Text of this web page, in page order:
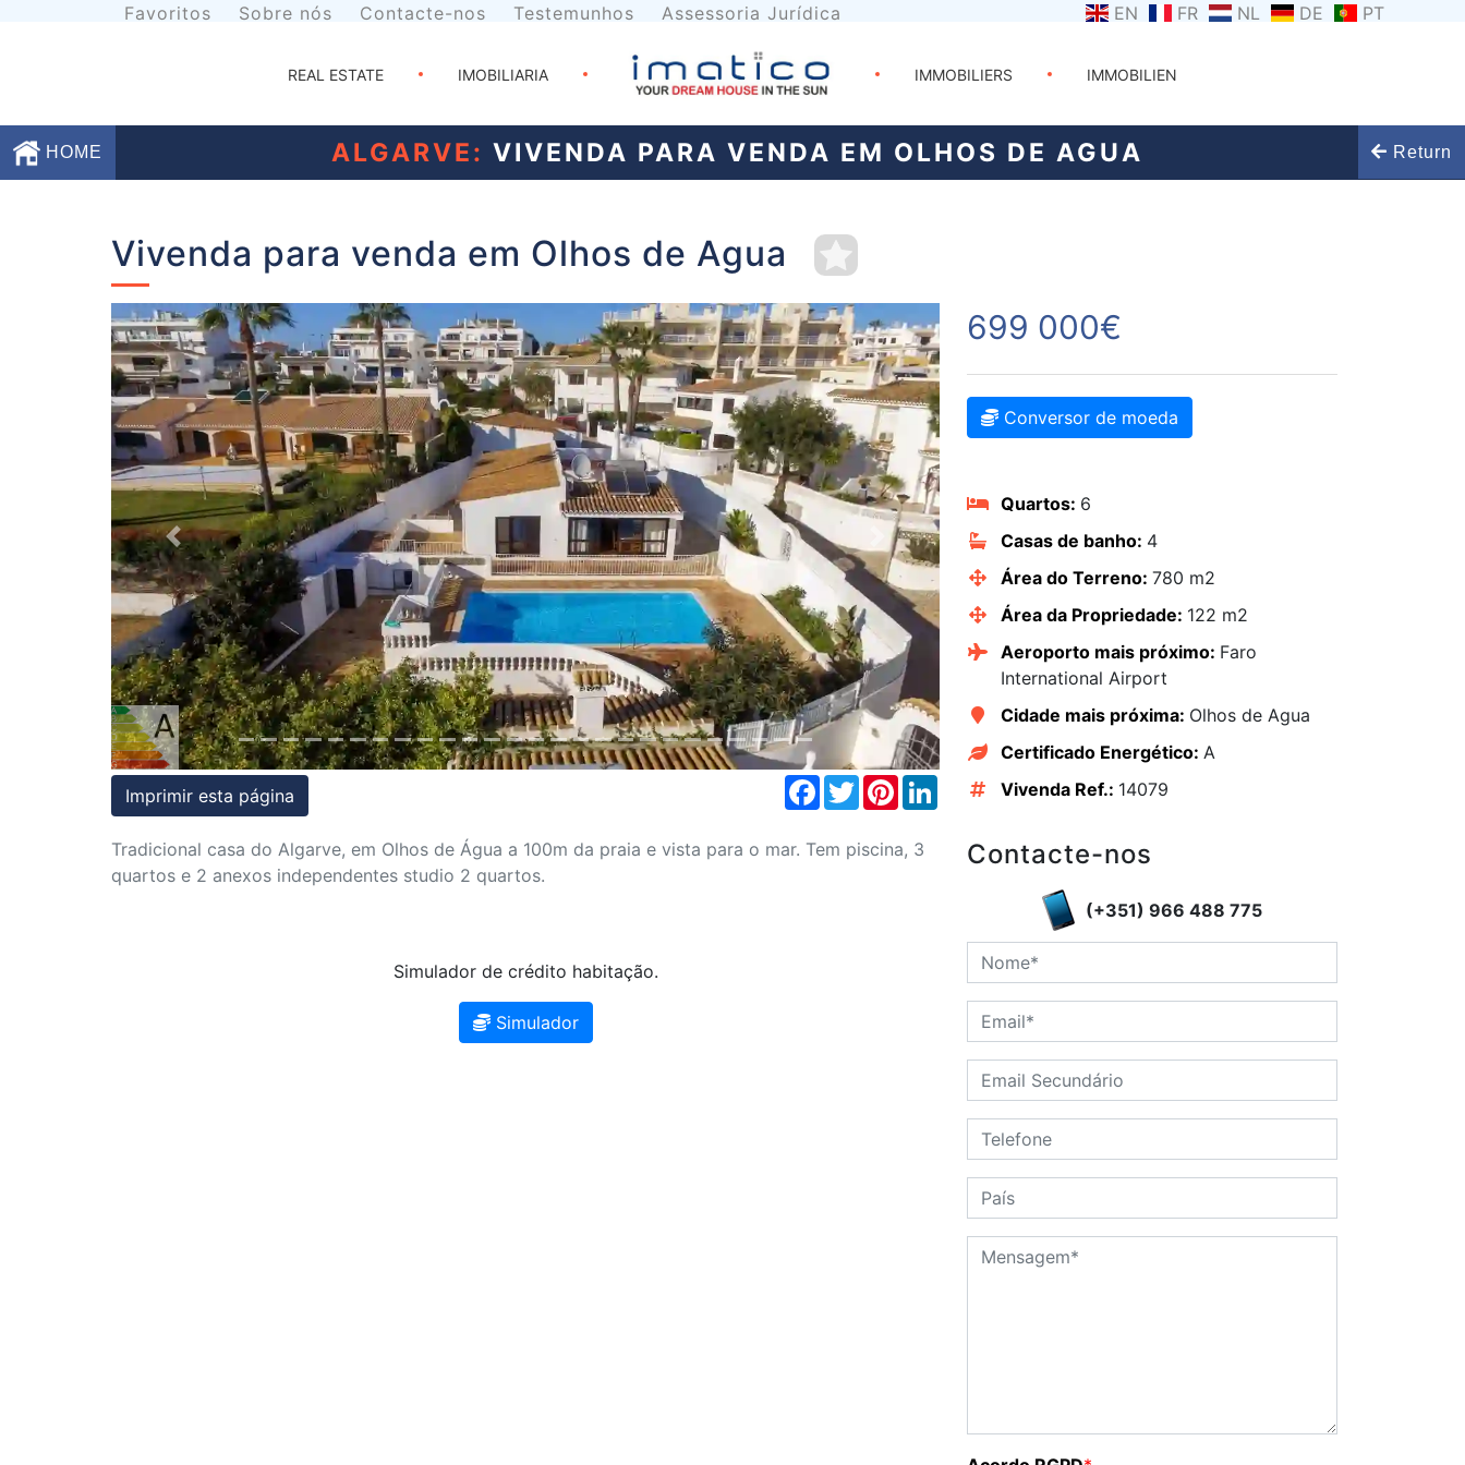
Favoritos Sobre nós Contacte-nos Testemunhos Assessoria Jurídica EN FR NL DE PT
REAL ESTATE IMOBILIARIA IMMOBILIERS IMMOBILIEN
HOME ALGARVE: VIVENDA PARA VENDA EM OLHOS DE AGUA Return
Contacte-
Condições
Testemunhos
Assessoria
Vivenda para venda em Olhos de Agua
Previous Next
Imprimir esta página
Facebook
TwitterPinterestLinkedIn
Tradicional casa do Algarve, em Olhos de Água a 100m da praia e vista para o mar. Tem piscina, 3
quartos e 2 anexos independentes studio 2 quartos.
Simulador de crédito habitação.
Simulador
699 000€
Conversor de moeda
Quartos: 6
Casas de banho: 4
Área do Terreno: 780 m2
Área da Propriedade: 122 m2
Aeroporto mais próximo: Faro
International Airport
Cidade mais próxima: Olhos de Agua
Certificado Energético: A
Vivenda Ref.: 14079
Contacte-nos
(+351) 966 488 775